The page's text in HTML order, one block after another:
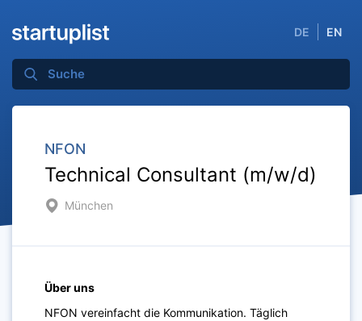
DE EN
NFON
Technical Consultant (m/w/d)
München
Über uns
NFON vereinfacht die Kommunikation. Täglich